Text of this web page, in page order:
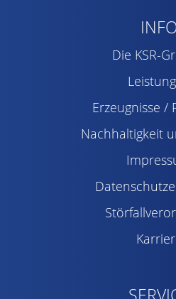
Die KSR-
Erzeugnisse /
Nachhaltigkeit